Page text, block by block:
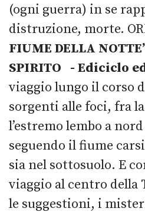
(ogni guerra) in se
distruzione, morte.
FIUME DELLA
SPIRITO - Ediciclo
viaggio lungo il corso
sorgenti alle foci, fra
l’estremo lembo a
seguendo il fiume
sia nel sottosuolo. E
viaggio al centro della
le suggestioni, i